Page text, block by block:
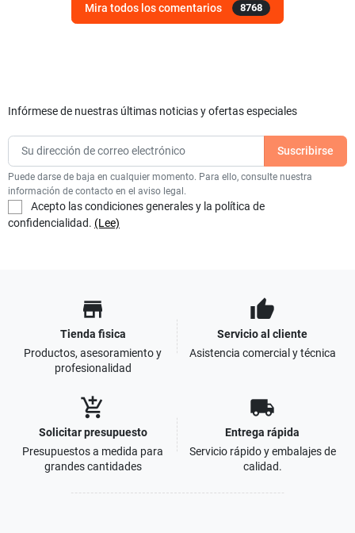
Mira todos los comentarios 8768
Infórmese de nuestras últimas noticias y ofertas especiales
Puede darse de baja en cualquier momento. Para ello, consulte nuestra
información de contacto en el aviso legal.
Acepto las condiciones generales y la política de
confidencialidad. (Lee)
store
Tienda fisica
Productos, asesoramiento y
profesionalidad
thumb_up
Servicio al cliente
Asistencia comercial y técnica
add_shopping_cart
Solicitar presupuesto
Presupuestos a medida para
grandes cantidades
local_shipping
Entrega rápida
Servicio rápido y embalajes de
calidad.